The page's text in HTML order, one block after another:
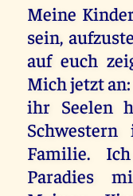
Meine
sein,
auf euch
Mich jetzt
ihr Seelen
Familie.
Paradies